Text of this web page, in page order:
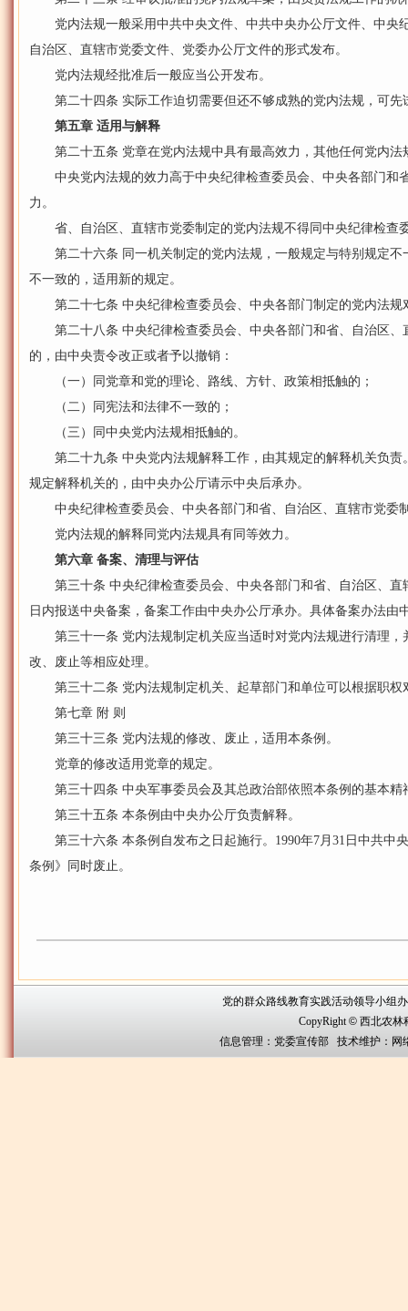
党内法规一般采用中共中央文件、中共中央办公厅文件、中央
自治区、直辖市党委文件、党委办公厅文件的形式发布。
党内法规经批准后一般应当公开发布。
第二十四条 实际工作迫切需要但还不够成熟的党内法规，可先
第五章 适用与解释
第二十五条 党章在党内法规中具有最高效力，其他任何党内法
中央党内法规的效力高于中央纪律检查委员会、中央各部门和
力。
省、自治区、直辖市党委制定的党内法规不得同中央纪律检查
第二十六条 同一机关制定的党内法规，一般规定与特别规定不
不一致的，适用新的规定。
第二十七条 中央纪律检查委员会、中央各部门制定的党内法规
第二十八条 中央纪律检查委员会、中央各部门和省、自治区、
的，由中央责令改正或者予以撤销：
（一）同党章和党的理论、路线、方针、政策相抵触的；
（二）同宪法和法律不一致的；
（三）同中央党内法规相抵触的。
第二十九条 中央党内法规解释工作，由其规定的解释机关负责
规定解释机关的，由中央办公厅请示中央后承办。
中央纪律检查委员会、中央各部门和省、自治区、直辖市党委
党内法规的解释同党内法规具有同等效力。
第六章 备案、清理与评估
第三十条 中央纪律检查委员会、中央各部门和省、自治区、直
日内报送中央备案，备案工作由中央办公厅承办。具体备案办法由
第三十一条 党内法规制定机关应当适时对党内法规进行清理，
改、废止等相应处理。
第三十二条 党内法规制定机关、起草部门和单位可以根据职权
第七章 附 则
第三十三条 党内法规的修改、废止，适用本条例。
党章的修改适用党章的规定。
第三十四条 中央军事委员会及其总政治部依照本条例的基本精
第三十五条 本条例由中央办公厅负责解释。
第三十六条 本条例自发布之日起施行。1990年7月31日中共中
条例》同时废止。
党的群众路线教育实践活动领导小组
CopyRight© 西北农林
信息管理：党委宣传部 技术维护：网